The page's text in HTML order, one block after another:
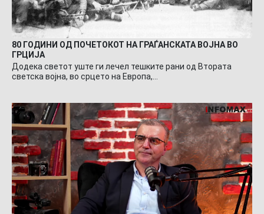
80 ГОДИНИ ОД ПОЧЕТОКОТ НА ГРАЃАНСКАТА ВОЈНА ВО
ГРЦИЈА
Додека светот уште ги лечел тешките рани од Втората
светска војна, во срцето на Европа,…